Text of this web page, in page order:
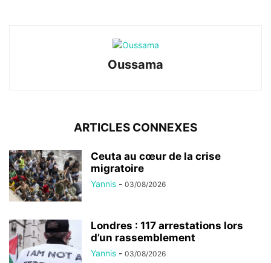
Oussama
ARTICLES CONNEXES
Ceuta au cœur de la crise
migratoire
Yannis - 03/08/2026
Londres : 117 arrestations lors
d’un rassemblement
Yannis - 03/08/2026